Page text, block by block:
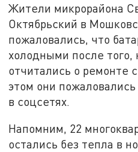
Жители микрорайона
Октябрьский в
пожаловались, что
холодными после того,
отчитались о ремонте
этом они
в соцсетях.
Напомним, 22
остались без тепла в